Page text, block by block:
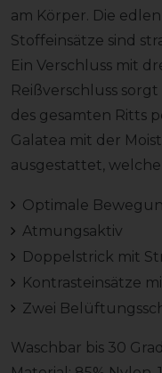
am Körper. Die
Stoffeinsätze sind
Ein Verschluss mit
Reißverschluss
des gesamten Ritts
Galatea mit der
ausgestattet,
Optimale
Atmungsaktiv
Doppelstrick mit
Kontrasteinsätze
Zwei
Waschbar bis 30